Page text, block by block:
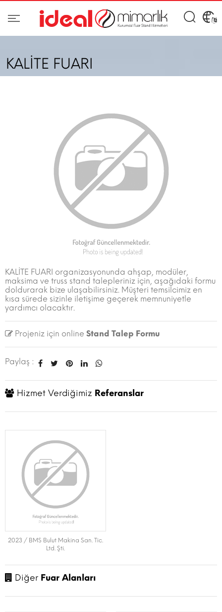
KALİTE FUARI
KALİTE FUARI organizasyonunda ahşap, modüler,
maksima ve truss stand talepleriniz için, aşağıdaki formu
doldurarak bize ulaşabilirsiniz. Müşteri temsilcimiz en
kısa sürede sizinle iletişime geçerek memnuniyetle
yardımcı olacaktır.
Projeniz için online Stand Talep Formu
Paylaş :
Hizmet Verdiğimiz Referanslar
2023 / BMS Bulut Makina San. Tic.
Ltd. Şti.
Diğer Fuar Alanları